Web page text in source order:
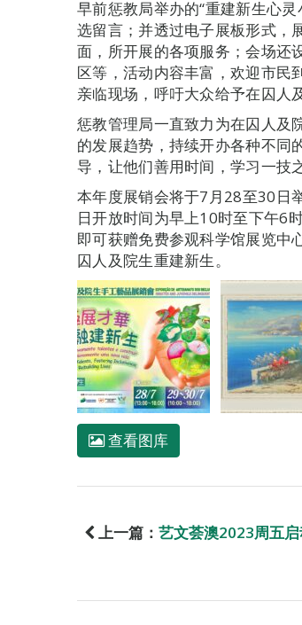
早前惩教局举办的“重建新生心
选留言；并透过电子展板形式，
面，所开展的各项服务；会场还
区等，活动内容丰富，欢迎市民
亲临现场，呼吁大众给予在囚人
惩教管理局一直致力为在囚人及
的发展趋势，持续开办各种不同
导，让他们善用时间，学习一技
本年度展销会将于7月28至30日
日开放时间为早上10时至下午6
即可获赠免费参观科学馆展览中
囚人及院生重建新生。
查看图库
上一篇： 艺文荟澳2023周五